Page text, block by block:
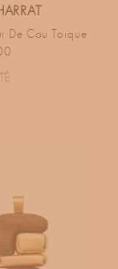
De Cou Torque